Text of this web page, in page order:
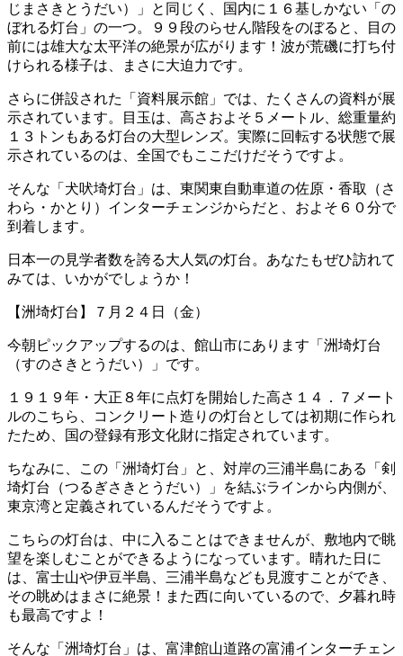
じまさきとうだい）」と同じく、国内に１６基しかない「の
ぼれる灯台」の一つ。９９段のらせん階段をのぼると、目の
前には雄大な太平洋の絶景が広がります！波が荒磯に打ち付
けられる様子は、まさに大迫力です。
さらに併設された「資料展示館」では、たくさんの資料が展
示されています。目玉は、高さおよそ５メートル、総重量約
１３トンもある灯台の大型レンズ。実際に回転する状態で展
示されているのは、全国でもここだけだそうですよ。
そんな「犬吠埼灯台」は、東関東自動車道の佐原・香取（さ
わら・かとり）インターチェンジからだと、およそ６０分で
到着します。
日本一の見学者数を誇る大人気の灯台。あなたもぜひ訪れて
みては、いかがでしょうか！
【洲埼灯台】７月２４日（金）
今朝ピックアップするのは、館山市にあります「洲埼灯台
（すのさきとうだい）」です。
１９１９年・大正８年に点灯を開始した高さ１４．７メート
ルのこちら、コンクリート造りの灯台としては初期に作られ
たため、国の登録有形文化財に指定されています。
ちなみに、この「洲埼灯台」と、対岸の三浦半島にある「剣
埼灯台（つるぎさきとうだい）」を結ぶラインから内側が、
東京湾と定義されているんだそうですよ。
こちらの灯台は、中に入ることはできませんが、敷地内で眺
望を楽しむことができるようになっています。晴れた日に
は、富士山や伊豆半島、三浦半島なども見渡すことができ、
その眺めはまさに絶景！また西に向いているので、夕暮れ時
も最高ですよ！
そんな「洲埼灯台」は、富津館山道路の富浦インターチェン